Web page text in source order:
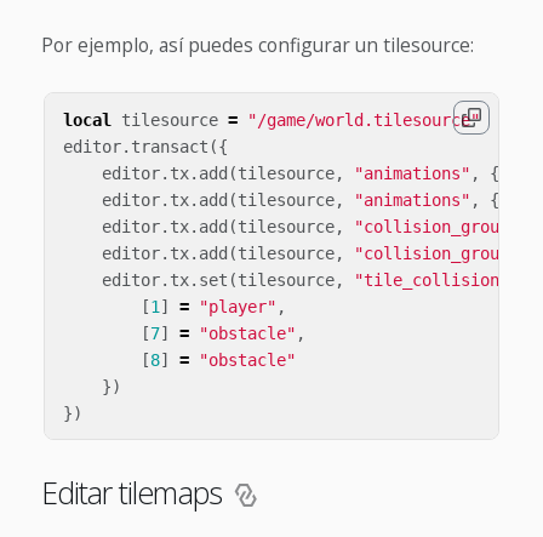
Por ejemplo, así puedes configurar un tilesource:
local tilesource =
"/game/world.tilesource"
editor. transact ({
editor. tx. add (tilesource, "animations" , {
editor. tx. add (tilesource, "animations" , {
editor. tx. add (tilesource, "collision_groups"
editor. tx. add (tilesource, "collision_groups"
editor. tx. set (tilesource,
[1 ] = "player" ,
[7] = "obstacle" ,
[8] =
"obstacle"
})
})
Editar tilemaps